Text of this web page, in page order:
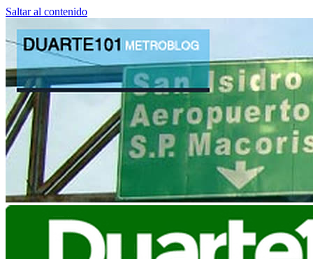
Saltar al contenido